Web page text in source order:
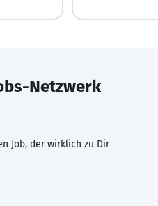
Netzwerk
Job, der wirklich zu Dir